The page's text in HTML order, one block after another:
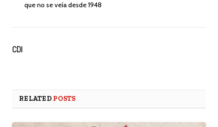
que no se veía desde 1948
CDI
RELATED POSTS